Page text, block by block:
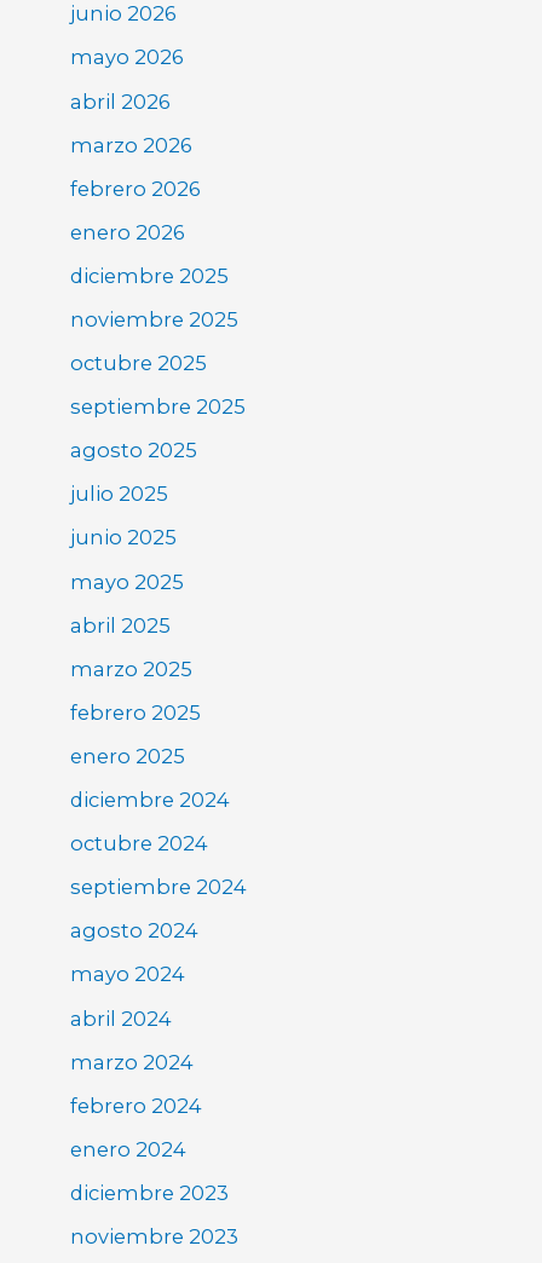
junio 2026
mayo 2026
abril 2026
marzo 2026
febrero 2026
enero 2026
diciembre 2025
noviembre 2025
octubre 2025
septiembre 2025
agosto 2025
julio 2025
junio 2025
mayo 2025
abril 2025
marzo 2025
febrero 2025
enero 2025
diciembre 2024
octubre 2024
septiembre 2024
agosto 2024
mayo 2024
abril 2024
marzo 2024
febrero 2024
enero 2024
diciembre 2023
noviembre 2023